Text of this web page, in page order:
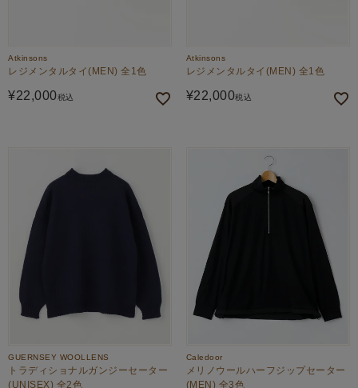
Atkinsons
レジメンタルタイ(MEN) 全1色
¥22,000税込
Atkinsons
レジメンタルタイ(MEN) 全1色
¥22,000税込
GUERNSEY WOOLLENS
トラディショナルガンジーセーター
(UNISEX) 全2色
Caledoor
メリノウールハーフジップセーター
(MEN) 全3色